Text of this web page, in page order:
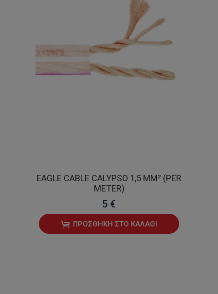
EAGLE CABLE CALYPSO 1,5 MM² (PER
METER)
5 €
ΠΡΟΣΘΉΚΗ ΣΤΟ ΚΑΛΆΘΙ